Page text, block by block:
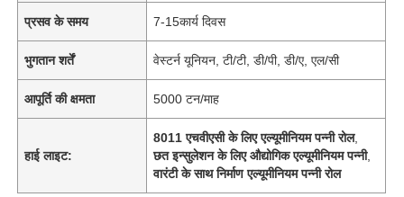
प्रसव के समय 7-15कार्य दिवस
भुगतान शर्तें वेस्टर्न यूनियन, टी/टी, डी/पी, डी/ए, एल/सी
आपूर्ति की क्षमता 5000 टन/माह
हाई लाइट:
8011 एचवीएसी के लिए एल्यूमीनियम पन्नी रोल,
छत इन्सुलेशन के लिए औद्योगिक एल्यूमीनियम पन्नी,
वारंटी के साथ निर्माण एल्यूमीनियम पन्नी रोल